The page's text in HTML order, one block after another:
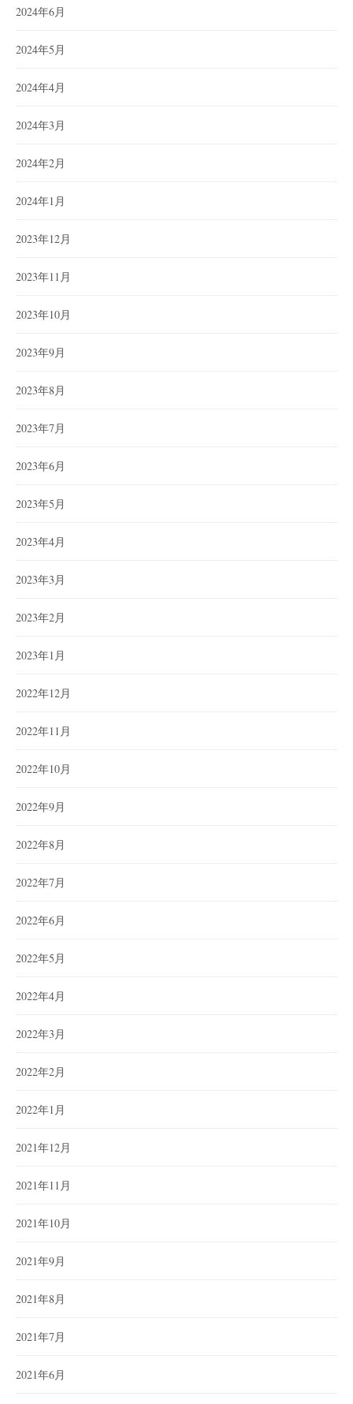
2024年6月
2024年5月
2024年4月
2024年3月
2024年2月
2024年1月
2023年12月
2023年11月
2023年10月
2023年9月
2023年8月
2023年7月
2023年6月
2023年5月
2023年4月
2023年3月
2023年2月
2023年1月
2022年12月
2022年11月
2022年10月
2022年9月
2022年8月
2022年7月
2022年6月
2022年5月
2022年4月
2022年3月
2022年2月
2022年1月
2021年12月
2021年11月
2021年10月
2021年9月
2021年8月
2021年7月
2021年6月